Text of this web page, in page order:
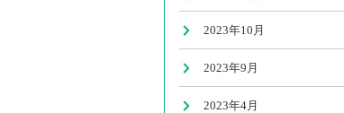
2023年10月
2023年9月
2023年4月